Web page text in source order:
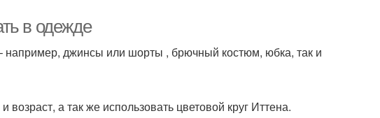
в одежде
например, джинсы или шорты , брючный костюм, юбка, так и
а так же использовать цветовой круг Иттена.